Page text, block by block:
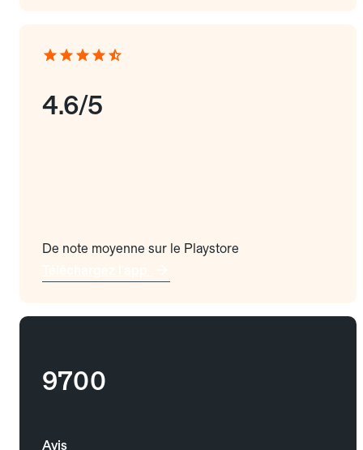
4.6/5
De note moyenne sur le Playstore
9700
Avis